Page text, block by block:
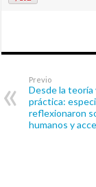
Previo
Desde la teoría
práctica:
reflexionaron
humanos y